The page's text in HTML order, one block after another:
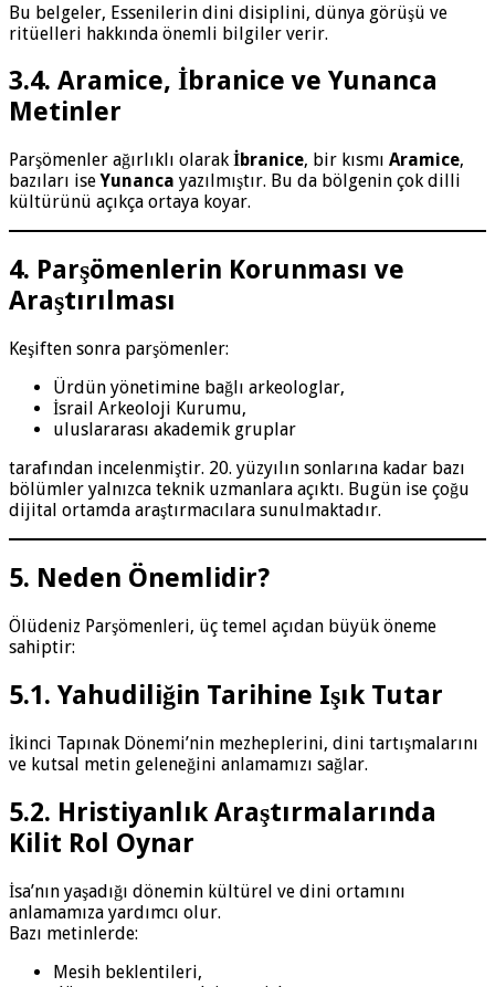
Bu belgeler, Essenilerin dini disiplini, dünya görüşü ve
ritüelleri hakkında önemli bilgiler verir.
3.4. Aramice, İbranice ve Yunanca
Metinler
Parşömenler ağırlıklı olarak İbranice, bir kısmı Aramice,
bazıları iseYunanca yazılmıştır. Bu da bölgenin çok dilli
kültürünü açıkça ortaya koyar.
4. Parşömenlerin Korunması ve
Araştırılması
Keşiften sonra parşömenler:
Ürdün yönetimine bağlı arkeologlar,
İsrail Arkeoloji Kurumu,
uluslararası akademik gruplar
tarafından incelenmiştir. 20. yüzyılın sonlarına kadar bazı
bölümler yalnızca teknik uzmanlara açıktı. Bugün ise çoğu
dijital ortamda araştırmacılara sunulmaktadır.
5. Neden Önemlidir?
Ölüdeniz Parşömenleri, üç temel açıdan büyük öneme
sahiptir:
5.1. Yahudiliğin Tarihine Işık Tutar
İkinci Tapınak Dönemi’nin mezheplerini, dini tartışmalarını
ve kutsal metin geleneğini anlamamızı sağlar.
5.2. Hristiyanlık Araştırmalarında
Kilit Rol Oynar
İsa’nın yaşadığı dönemin kültürel ve dini ortamını
anlamamıza yardımcı olur.
Bazı metinlerde:
Mesih beklentileri,